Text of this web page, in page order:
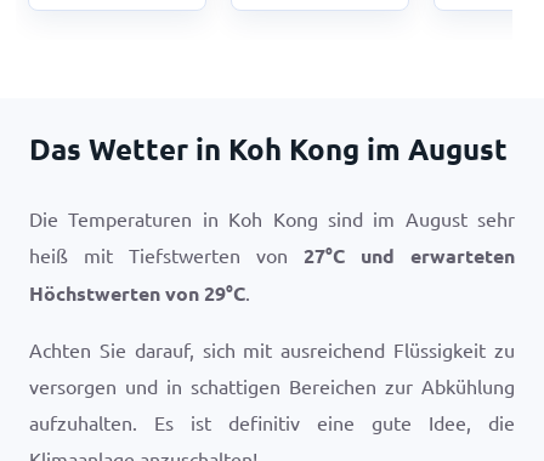
Das Wetter in Koh Kong im August
Die Temperaturen in Koh Kong sind im August sehr
heiß mit Tiefstwerten von 27°C und erwarteten
Höchstwerten von29°C.
Achten Sie darauf, sich mit ausreichend Flüssigkeit zu
versorgen und in schattigen Bereichen zur Abkühlung
aufzuhalten. Es ist definitiv eine gute Idee, die